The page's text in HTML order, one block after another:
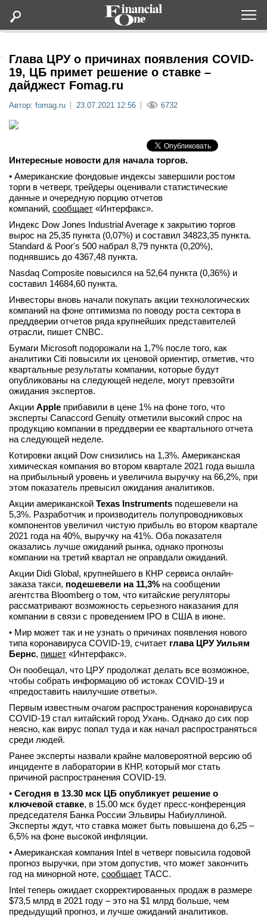
Статьи
Мероприятия
Новости
Интервью
вконтакте
телеграм
Стать автором
Глава ЦРУ о причинах появления COVID-
19, ЦБ примет решение о ставке –
дайджест Fomag.ru
Автор: fomag.ru 23.07.2021 12:56 6732
Интересные новости для начала торгов.
• Американские фондовые индексы завершили ростом
торги в четверг, трейдеры оценивали статистические
данные и очередную порцию отчетов
компаний, сообщает «Интерфакс».
Индекс Dow Jones Industrial Average к закрытию торгов
вырос на 25,35 пункта (0,07%) и составил 34823,35 пункта.
Standard & Poor's 500 набрал 8,79 пункта (0,20%),
поднявшись до 4367,48 пункта.
Nasdaq Composite повысился на 52,64 пункта (0,36%) и
составил 14684,60 пункта.
Инвесторы вновь начали покупать акции технологических
компаний на фоне оптимизма по поводу роста сектора в
преддверии отчетов ряда крупнейших представителей
отрасли, пишет CNBC.
Бумаги Microsoft подорожали на 1,7% после того, как
аналитики Citi повысили их ценовой ориентир, отметив, что
квартальные результаты компании, которые будут
опубликованы на следующей неделе, могут превзойти
ожидания экспертов.
Акции Apple прибавили в цене 1% на фоне того, что
эксперты Canaccord Genuity отметили высокий спрос на
продукцию компании в преддверии ее квартального отчета
на следующей неделе.
Котировки акций Dow снизились на 1,3%. Американская
химическая компания во втором квартале 2021 года вышла
на прибыльный уровень и увеличила выручку на 66,2%, при
этом показатель превысил ожидания аналитиков.
Акции американской Texas Instruments подешевели на
5,3%. Разработчик и производитель полупроводниковых
компонентов увеличил чистую прибыль во втором квартале
2021 года на 40%, выручку на 41%. Оба показателя
оказались лучше ожиданий рынка, однако прогнозы
компании на третий квартал не оправдали ожиданий.
Акции Didi Global, крупнейшего в КНР сервиса онлайн-
заказа такси, подешевели на 11,3% на сообщении
агентства Bloomberg о том, что китайские регуляторы
рассматривают возможность серьезного наказания для
компании в связи с проведением IPO в США в июне.
• Мир может так и не узнать о причинах появления нового
типа коронавируса COVID-19, считает глава ЦРУ Уильям
Бернс, пишет «Интерфакс».
Он пообещал, что ЦРУ продолжат делать все возможное,
чтобы собрать информацию об истоках COVID-19 и
«предоставить наилучшие ответы».
Первым известным очагом распространения коронавируса
COVID-19 стал китайский город Ухань. Однако до сих пор
неясно, как вирус попал туда и как начал распространяться
среди людей.
Ранее эксперты назвали крайне маловероятной версию об
инциденте в лаборатории в КНР, который мог стать
причиной распространения COVID-19.
• Сегодня в 13.30 мск ЦБ опубликует решение о
ключевой ставке, в 15.00 мск будет пресс-конференция
председателя Банка России Эльвиры Набиуллиной.
Эксперты ждут, что ставка может быть повышена до 6,25 –
6,5% на фоне высокой инфляции.
• Американская компания Intel в четверг повысила годовой
прогноз выручки, при этом допустив, что может закончить
год на минорной ноте, сообщает ТАСС.
Intel теперь ожидает скорректированных продаж в размере
$73,5 млрд в 2021 году – это на $1 млрд больше, чем
предыдущий прогноз, и лучше ожиданий аналитиков.